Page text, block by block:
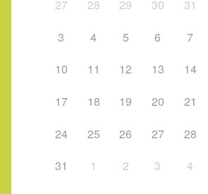
27
28 29 30 31
3
4 5 6 7
10
11 12 13 14
17
18 19 20 21
24
25 26 27 28
31
1 2 3 4